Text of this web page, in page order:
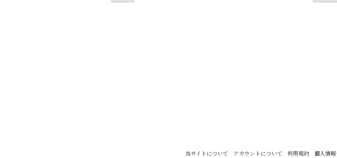
当サイトについて アカウントについて 利用規約 個人情